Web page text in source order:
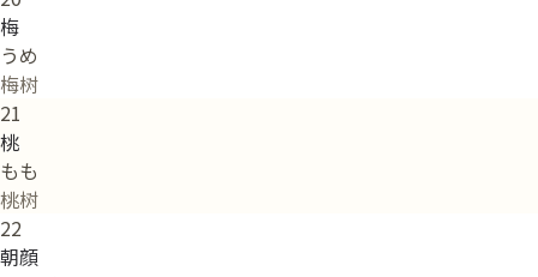
梅
うめ
梅树
21
桃
もも
桃树
22
朝顔